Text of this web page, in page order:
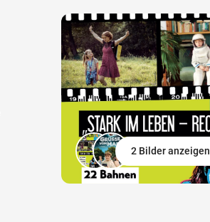
2 Bilder anzeigen